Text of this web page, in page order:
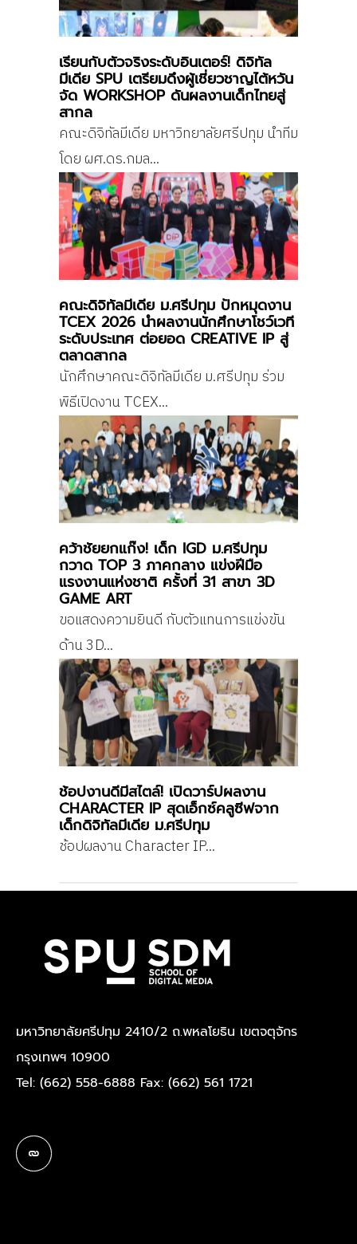
เรียนกับตัวจริงระดับอินเตอร์! ดิจิทัล
มีเดีย SPU เตรียมดึงผู้เชี่ยวชาญไต้หวัน
จัด WORKSHOP ดันผลงานเด็กไทยสู่
สากล
คณะดิจิทัลมีเดีย มหาวิทยาลัยศรีปทุม นำทีม
โดย ผศ.ดร.กมล...
คณะดิจิทัลมีเดีย ม.ศรีปทุม ปักหมุดงาน
TCEX 2026 นำผลงานนักศึกษาโชว์เวที
ระดับประเทศ ต่อยอด CREATIVE IP สู่
ตลาดสากล
นักศึกษาคณะดิจิทัลมีเดีย ม.ศรีปทุม ร่วม
พิธีเปิดงาน TCEX...
คว้าชัยยกแก๊ง! เด็ก IGD ม.ศรีปทุม
กวาด TOP 3 ภาคกลาง แข่งฝีมือ
แรงงานแห่งชาติ ครั้งที่ 31 สาขา 3D
GAME ART
ขอแสดงความยินดี กับตัวแทนการแข่งขัน
ด้าน 3D...
ช้อปงานดีมีสไตล์! เปิดวาร์ปผลงาน
CHARACTER IP สุดเอ็กซ์คลูซีฟจาก
เด็กดิจิทัลมีเดีย ม.ศรีปทุม
ช้อปผลงาน Character IP...
มหาวิทยาลัยศรีปทุม 2410/2 ถ.พหลโยธิน เขตจตุจักร
กรุงเทพฯ 10900
Tel: (662) 558-6888 Fax: (662) 561 1721